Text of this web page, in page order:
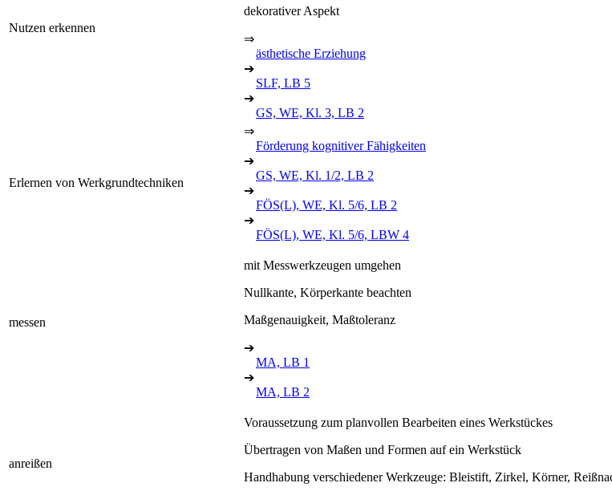
Nutzen erkennen
dekorativer Aspekt
⇒
ästhetische Erziehung
➔
SLF, LB 5
➔
GS, WE, Kl. 3, LB 2
Erlernen von Werkgrundtechniken
⇒
Förderung kognitiver Fähigkeiten
➔
GS, WE, Kl. 1/2, LB 2
➔
FÖS(L), WE, Kl. 5/6, LB 2
➔
FÖS(L), WE, Kl. 5/6, LBW 4
messen
mit Messwerkzeugen umgehen
Nullkante, Körperkante beachten
Maßgenauigkeit, Maßtoleranz
➔
MA, LB 1
➔
MA, LB 2
anreißen
Voraussetzung zum planvollen Bearbeiten eines Werkstückes
Übertragen von Maßen und Formen auf ein Werkstück
Handhabung verschiedener Werkzeuge: Bleistift, Zirkel, Körner,